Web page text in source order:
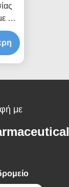
2
30-
με